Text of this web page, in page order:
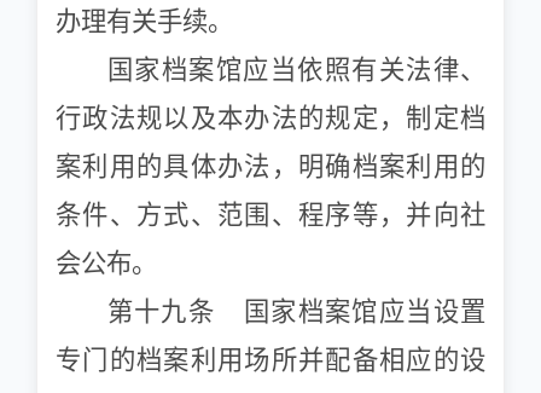
办理有关手续。
国家档案馆应当依照有关法律、
行政法规以及本办法的规定，制定档
案利用的具体办法，明确档案利用的
条件、方式、范围、程序等，并向社
会公布。
第十九条 国家档案馆应当设置
专门的档案利用场所并配备相应的设